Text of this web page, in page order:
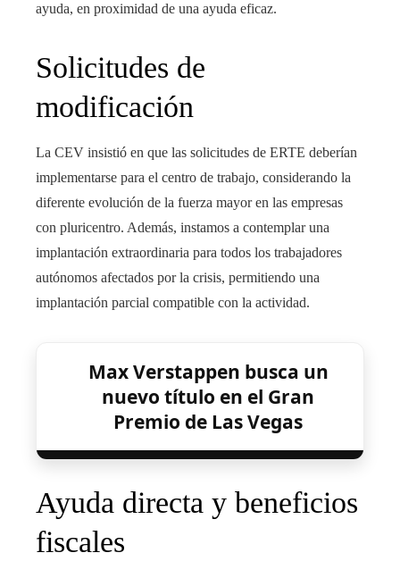
ayuda, en proximidad de una ayuda eficaz.
Solicitudes de
modificación
La CEV insistió en que las solicitudes de ERTE deberían
implementarse para el centro de trabajo, considerando la
diferente evolución de la fuerza mayor en las empresas
con pluricentro. Además, instamos a contemplar una
implantación extraordinaria para todos los trabajadores
autónomos afectados por la crisis, permitiendo una
implantación parcial compatible con la actividad.
Max Verstappen busca un
nuevo título en el Gran
Premio de Las Vegas
Ayuda directa y beneficios
fiscales